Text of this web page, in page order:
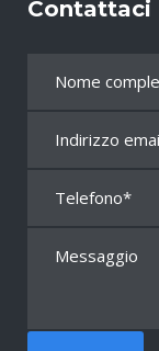
Contattaci